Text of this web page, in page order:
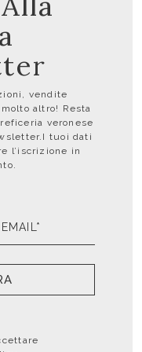
vendite
altro! Resta
veronese
tuoi dati
l’iscrizione in